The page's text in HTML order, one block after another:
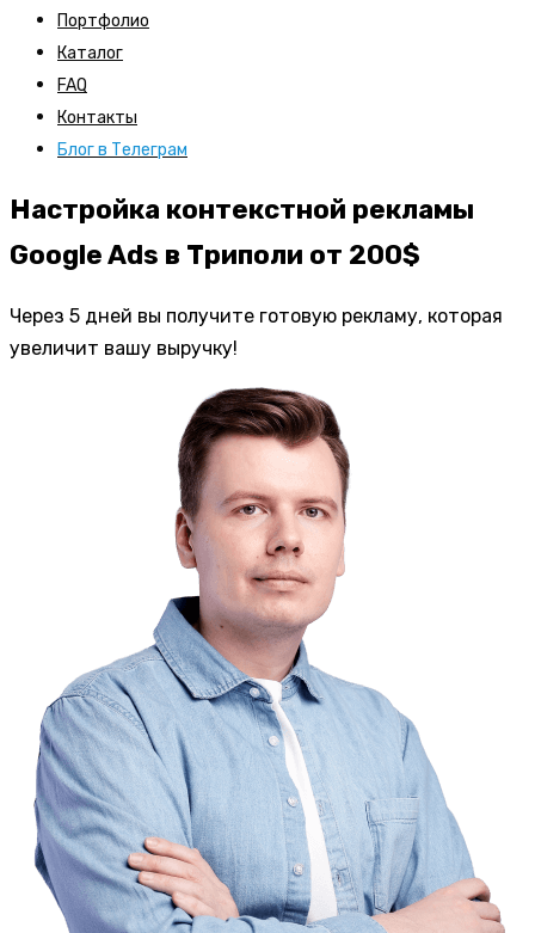
Портфолио
Каталог
FAQ
Контакты
Блог в Телеграм
Настройка контекстной рекламы
Google Ads в Триполи от 200$
Через 5 дней вы получите готовую рекламу, которая
увеличит вашу выручку!